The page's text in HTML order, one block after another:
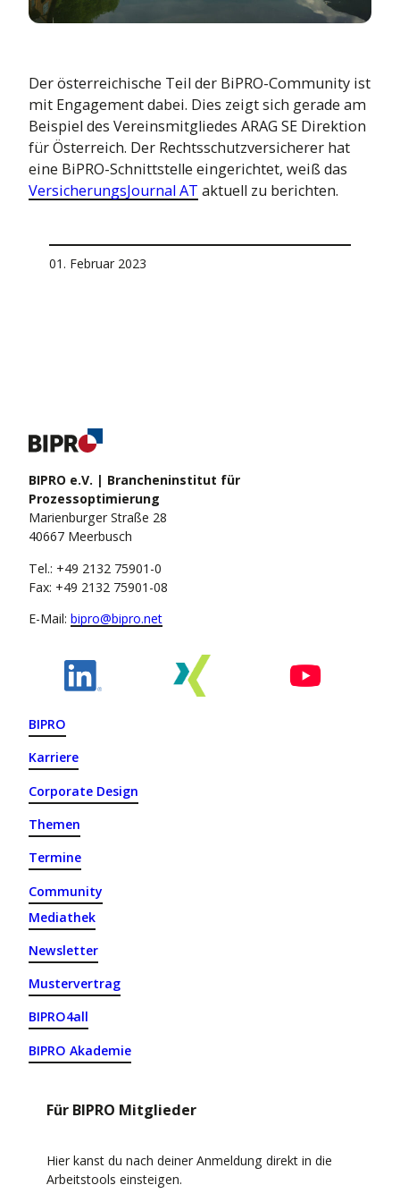
bis
Mehr Infos
Kraftfahrt
Kranken
Der österreichische Teil der BiPRO-Community ist
mit Engagement dabei. Dies zeigt sich gerade am
Beispiel des Vereinsmitgliedes ARAG SE Direktion
für Österreich. Der Rechtsschutzversicherer hat
eine BiPRO-Schnittstelle eingerichtet, weiß das
VersicherungsJournal AT aktuell zu berichten.
01. Februar 2023
BIPRO e.V. | Brancheninstitut für
Prozessoptimierung
Marienburger Straße 28
40667 Meerbusch
Tel.: +49 2132 75901-0
Fax: +49 2132 75901-08
E-Mail: bipro@bipro.net
BIPRO
Karriere
Corporate Design
Themen
Termine
Community
Mediathek
Newsletter
Mustervertrag
BIPRO4all
BIPRO Akademie
Für BIPRO Mitglieder
Hier kanst du nach deiner Anmeldung direkt in die
Arbeitstools einsteigen.